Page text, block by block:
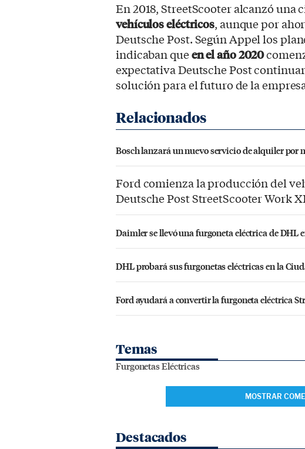
En 2018, StreetScooter alcanzó
vehículos eléctricos, aunque por
Deutsche Post. Según Appel los
indicaban queen el año 2020
expectativa Deutsche Post
solución para el futuro de la
Bosch lanzará un nuevo servicio de alquiler por
Ford comienza la producción del
Deutsche Post StreetScooter Work
Daimler se llevó una furgoneta eléctrica de DHL
DHL probará sus furgonetas eléctricas en la
Ford ayudará a convertir la furgoneta eléctrica
Temas
Furgonetas Eléctricas
MOSTRAR
Destacados